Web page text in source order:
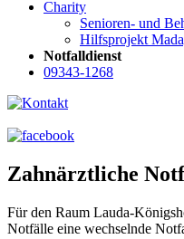
Charity
Senioren- und
Hilfsprojekt
Notfalldienst
09343-1268
Zahnärztliche
Für den Raum Lauda-
Notfälle eine wechselnde